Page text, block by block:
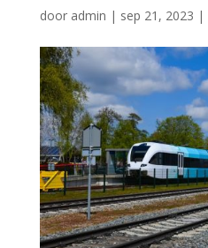
door admin | sep 21, 2023 |